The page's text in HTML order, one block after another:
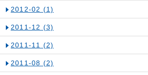
2012-02 (1)
2011-12 (3)
2011-11 (2)
2011-08 (2)